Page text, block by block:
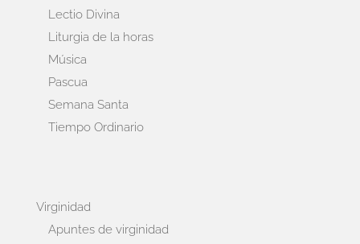
Lectio Divina
Liturgia de la horas
Música
Pascua
Semana Santa
Tiempo Ordinario
Virginidad
Apuntes de virginidad